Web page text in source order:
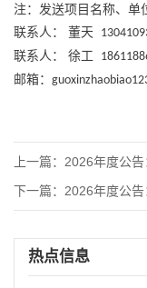
注：发送项目名称、单
联系人：
董天
联系人：
徐工
邮箱：
上一篇： 2026年度公告
下一篇： 2026年度公告：
热点信息